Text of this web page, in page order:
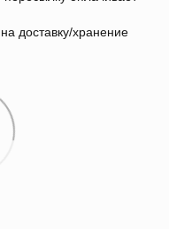
доставку/хранение